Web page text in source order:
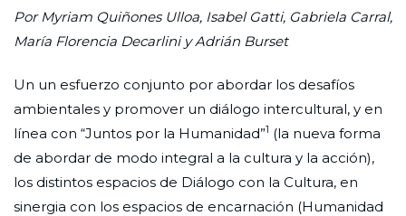
Por Myriam Quiñones Ulloa, Isabel Gatti, Gabriela Carral,
María Florencia Decarlini y Adrián Burset
Un un esfuerzo conjunto por abordar los desafíos
ambientales y promover un diálogo intercultural, y en
línea con “Juntos por la Humanidad”1 (la nueva forma
de abordar de modo integral a la cultura y la acción),
los distintos espacios de Diálogo con la Cultura, en
sinergia con los espacios de encarnación (Humanidad